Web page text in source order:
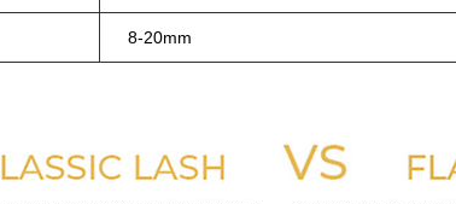
8-20mm